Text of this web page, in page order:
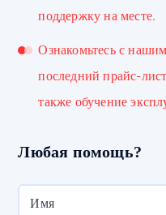
поддержку на месте.
Ознакомьтесь с
последний прайс-
также обучение
Любая помощь?
Имя